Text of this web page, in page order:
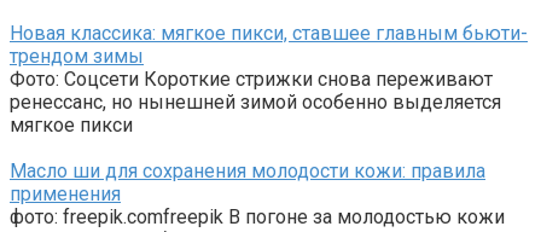
Новая классика: мягкое пикси, ставшее главным бьюти-
трендом зимы
Фото: Соцсети Короткие стрижки снова переживают
ренессанс, но нынешней зимой особенно выделяется
мягкое пикси
Масло ши для сохранения молодости кожи: правила
применения
фото: freepik.comfreepik В погоне за молодостью кожи